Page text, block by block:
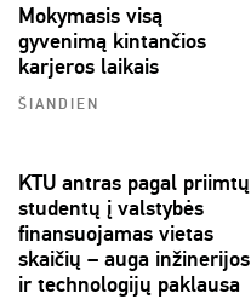
Mokymasis visą
gyvenimą kintančios
karjeros laikais
ŠIANDIEN
KTU antras pagal priimtų
studentų į valstybės
finansuojamas vietas
skaičių – auga inžinerijos
ir technologijų paklausa